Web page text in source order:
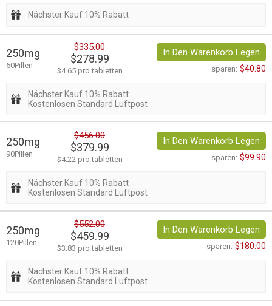
Nächster Kauf 10% Rabatt
250mg
60Pillen
$335.00
$278.99
$4.65 pro tabletten
In Den Warenkorb Legen
sparen: $40.80
Nächster Kauf 10% Rabatt
Kostenlosen Standard Luftpost
250mg
90Pillen
$456.00
$379.99
$4.22 pro tabletten
In Den Warenkorb Legen
sparen: $99.90
Nächster Kauf 10% Rabatt
Kostenlosen Standard Luftpost
250mg
120Pillen
$552.00
$459.99
$3.83 pro tabletten
In Den Warenkorb Legen
sparen: $180.00
Nächster Kauf 10% Rabatt
Kostenlosen Standard Luftpost